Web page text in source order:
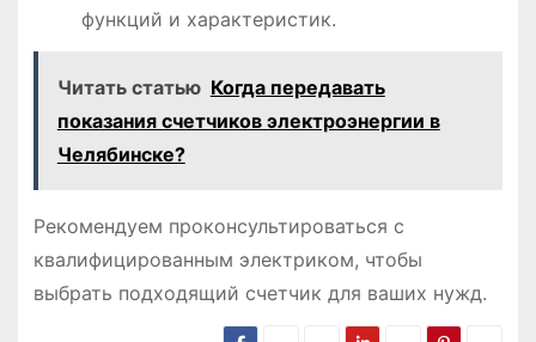
функций и характеристик.
Читать статью Когда передавать
показания счетчиков электроэнергии в
Челябинске?
Рекомендуем проконсультироваться с
квалифицированным электриком, чтобы
выбрать подходящий счетчик для ваших нужд.